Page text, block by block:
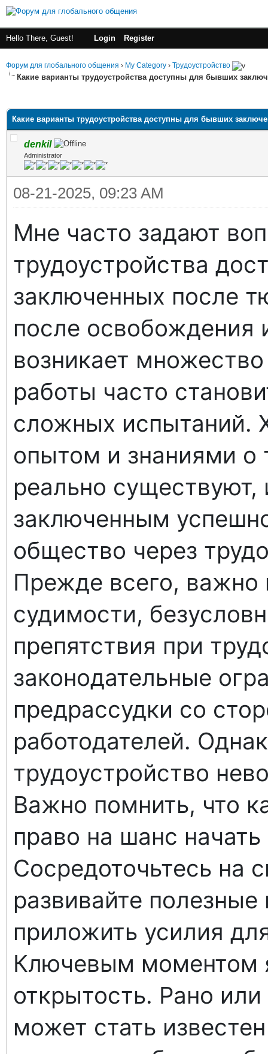
Hello There, Guest! Login Register
Форум для глобального общения › My Category › Трудоустройство
Какие варианты трудоустройства доступны для бывших
Какие варианты трудоустройства доступны для бывших
denkil
Administrator
08-21-2025, 09:23 AM
Мне часто задают
трудоустройства
заключенных после
после освобождения
возникает
работы часто
сложных испытаний.
опытом и знаниями о
реально
заключенным
общество через
Прежде всего, важно
судимости,
препятствия при
законодательные
предрассудки со
работодателей.
трудоустройство
Важно помнить, что
право на шанс
Сосредоточьтесь на
развивайте
приложить усилия
Ключевым моментом
открытость. Рано
может стать